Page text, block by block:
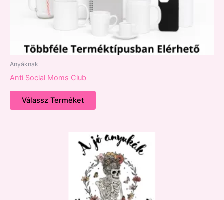
Anyáknak
Anti Social Moms Club
Válassz Terméket